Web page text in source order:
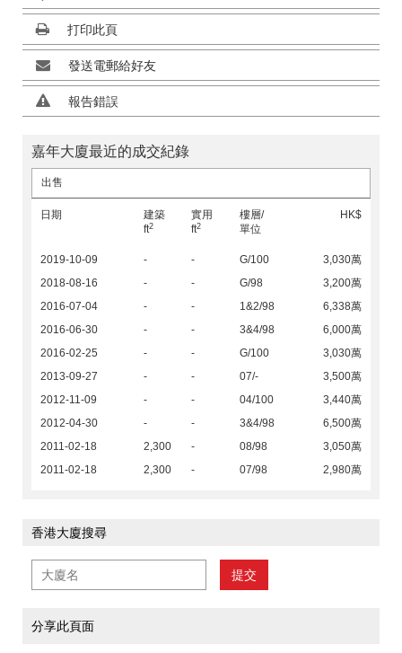
打印此頁
發送電郵給好友
報告錯誤
嘉年大廈最近的成交紀錄
出售
日期
建築
ft2
實用
ft2
樓層/
單位
HK$
2019-10-09 - - G/100
3,030萬
2018-08-16
- - G/98
3,200萬
2016-07-04
- - 1&2/98
6,338萬
2016-06-30
- - 3&4/98
6,000萬
2016-02-25
- - G/100
3,030萬
2013-09-27
- - 07/-
3,500萬
2012-11-09
- - 04/100
3,440萬
2012-04-30
- - 3&4/98
6,500萬
2011-02-18
2,300 - 08/98
3,050萬
2011-02-18
2,300 - 07/98 2,980萬
香港大廈搜尋
提交
分享此頁面